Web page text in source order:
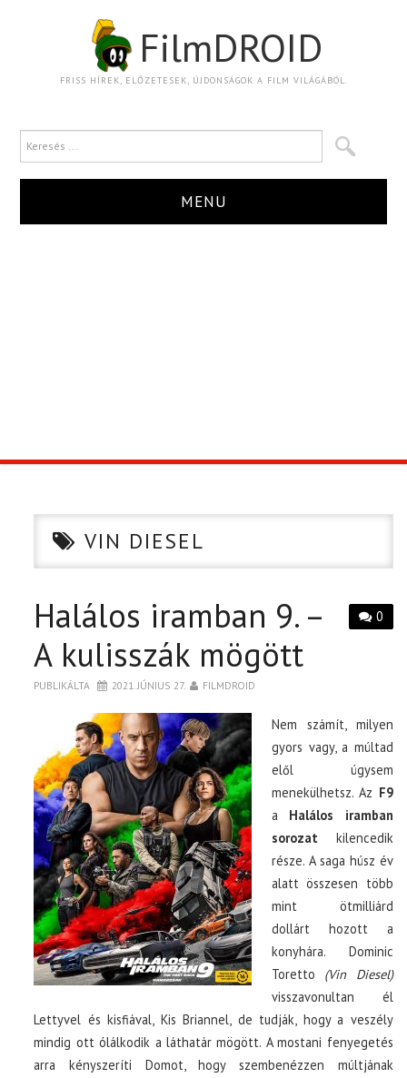
FilmDROID
FRISS HÍREK, ELŐZETESEK, ÚJDONSÁGOK A FILM VILÁGÁBÓL.
MENU
CIKK
PÓLÓ RENDELÉS
VIN DIESEL
0
Halálos iramban 9. –
A kulisszák mögött
PUBLIKÁLTA 2021. JÚNIUS 27. FILMDROID
Nem számít, milyen
gyors vagy, a múltad
elől úgysem
menekülhetsz. Az F9
a Halálos iramban
sorozat kilencedik
része. A saga húsz év
alatt összesen több
mint ötmilliárd
dollárt hozott a
konyhára. Dominic
Toretto (Vin Diesel)
visszavonultan él
Lettyvel és kisfiával, Kis Briannel, de tudják, hogy a veszély
mindig ott ólálkodik a láthatár mögött. A mostani fenyegetés
arra kényszeríti Domot, hogy szembenézzen múltjának